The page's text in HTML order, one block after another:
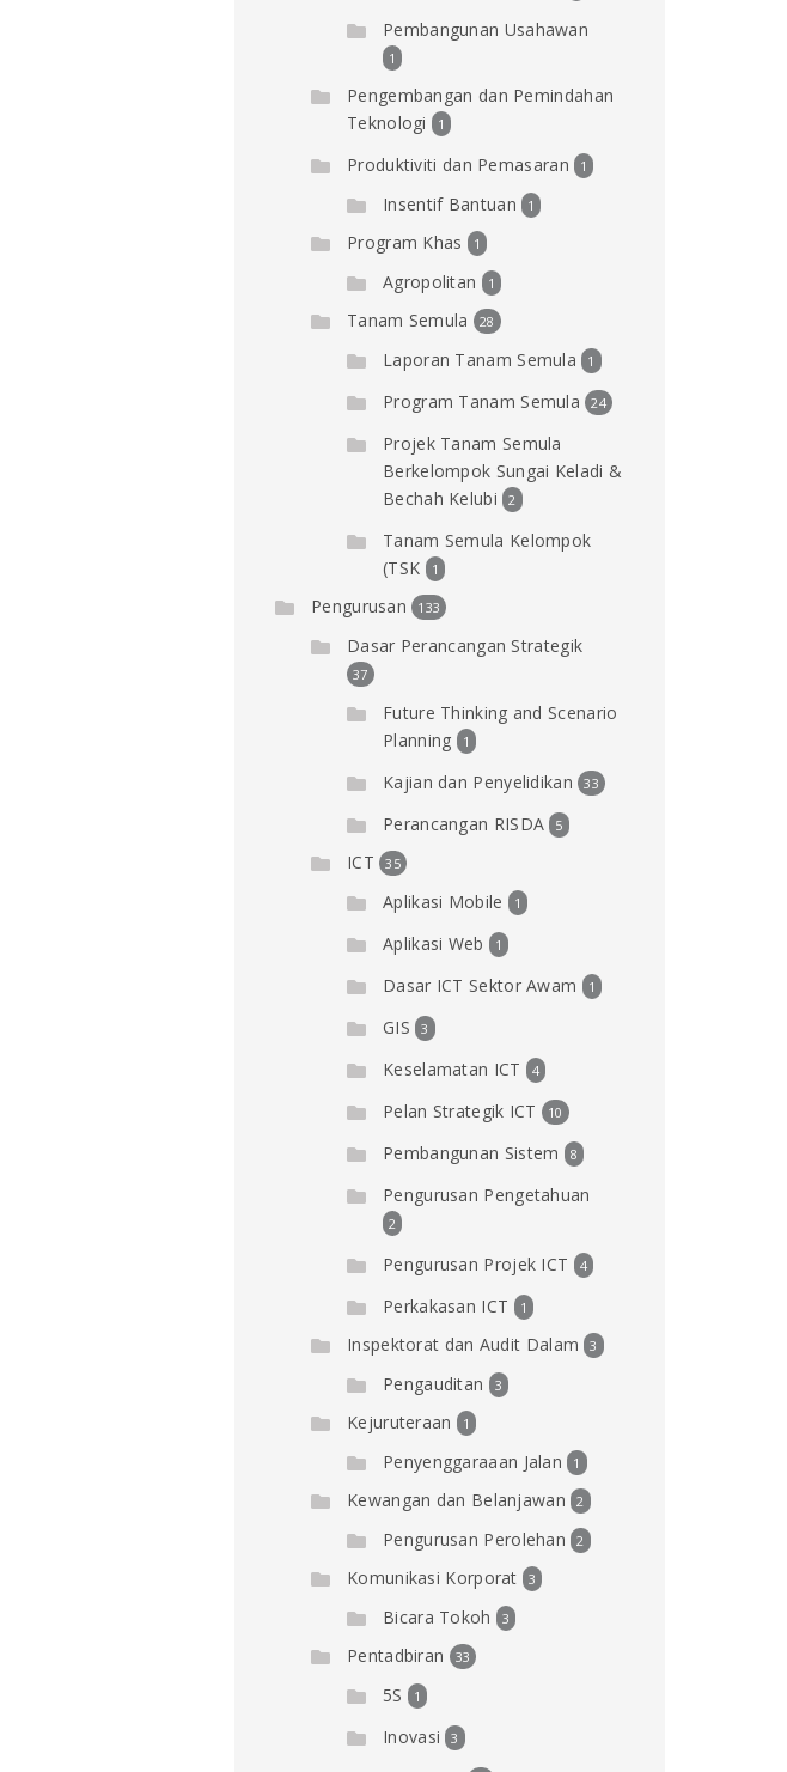
Pembangunan Usahawan
1
Pengembangan dan Pemindahan
Teknologi
1
Produktiviti dan Pemasaran 1
Insentif Bantuan 1
Program Khas 1
Agropolitan 1
Tanam Semula 28
Laporan Tanam Semula 1
Program Tanam Semula 24
Projek Tanam Semula
Berkelompok Sungai Keladi &
Bechah Kelubi
2
Tanam Semula Kelompok
(TSK
1
Pengurusan 133
Dasar Perancangan Strategik
37
Future Thinking and Scenario
Planning
1
Kajian dan Penyelidikan 33
Perancangan RISDA 5
ICT 35
Aplikasi Mobile 1
Aplikasi Web 1
Dasar ICT Sektor Awam 1
GIS 3
Keselamatan ICT 4
Pelan Strategik ICT 10
Pembangunan Sistem 8
Pengurusan Pengetahuan
2
Pengurusan Projek ICT 4
Perkakasan ICT 1
Inspektorat dan Audit Dalam 3
Pengauditan 3
Kejuruteraan 1
Penyenggaraaan Jalan 1
Kewangan dan Belanjawan 2
Pengurusan Perolehan 2
Komunikasi Korporat 3
Bicara Tokoh 3
Pentadbiran 33
5S 1
Inovasi 3